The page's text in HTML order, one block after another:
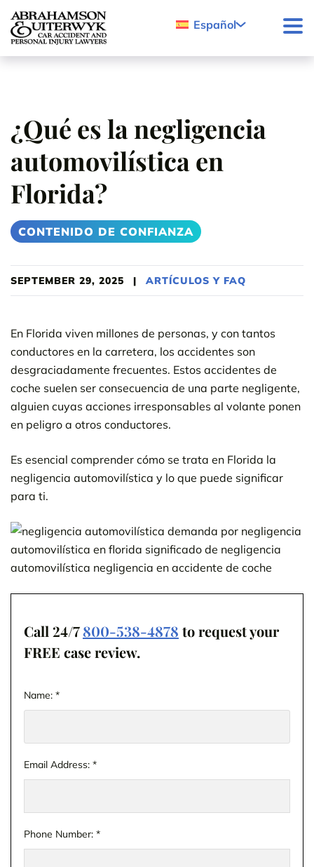
Skip to content
Español
¿Qué es la negligencia
automovilística en
Florida?
CONTENIDO DE CONFIANZA
SEPTEMBER 29, 2025 | ARTÍCULOS Y FAQ
En Florida viven millones de personas, y con tantos
conductores en la carretera, los accidentes son
desgraciadamente frecuentes. Estos accidentes de
coche suelen ser consecuencia de una parte negligente,
alguien cuyas acciones irresponsables al volante ponen
en peligro a otros conductores.
Es esencial comprender cómo se trata en Florida la
negligencia automovilística y lo que puede significar
para ti.
Call 24/7800-538-4878 to request your
FREE case review.
Name: *
Email Address: *
Phone Number: *